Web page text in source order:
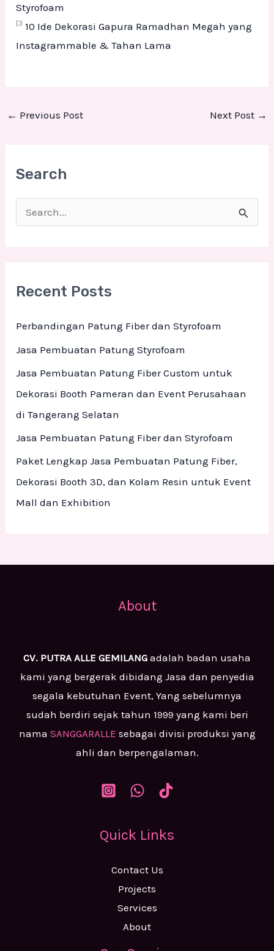
Styrofoam
[3 10 Ide Dekorasi Gapura Ramadhan Megah yang
Instagrammable & Tahan Lama
← Previous Post Next Post →
Search
cRecent Posts
Perbandingan Patung Fiber dan Styrofoam
Jasa Pembuatan Patung Styrofoam
Jasa Pembuatan Patung Fiber Custom untuk
Dekorasi Booth Pameran dan Event Perusahaan
di Tangerang Selatan
Jasa Pembuatan Patung Fiber dan Styrofoam
Paket Lengkap Jasa Pembuatan Patung Fiber,
Dekorasi Booth 3D, dan Kolam Resin untuk Event
Mall dan Exhibition
About
CV. PUTRA ALLE GEMILANG adalah badan usaha
kami yang bergerak dibidang Jasa dan penyedia
segala kebutuhan Event, Yang sebelumnya
sudah berdiri sejak tahun 1999 yang kami beri
nama SANGGARALLE sebagai divisi produksi yang
ahli dan berpengalaman.
Quick Links
Contact Us
Projects
Services
About